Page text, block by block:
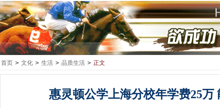
首页 > 文化 > 生活 > 品质生活 > 正文
惠灵顿公学上海分校年学费25万